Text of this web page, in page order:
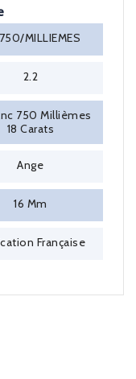
MILLIEMES
2.2
750 Millièmes
18 Carats
Ange
16 Mm
Française